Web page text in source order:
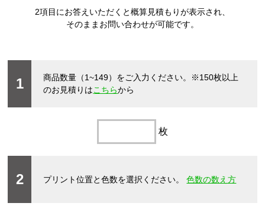
2項目にお答えいただくと概算見積もりが表示され、
そのままお問い合わせが可能です。
1 商品数量（1~149）をご入力ください。 ※150枚以上
のお見積りはこちらから
枚
2 プリント位置と色数を選択ください。色数の数え方